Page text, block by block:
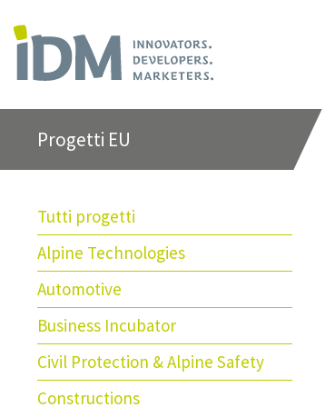
Progetti EU
Tutti progetti
Alpine Technologies
Automotive
Business Incubator
Civil Protection & Alpine Safety
Constructions